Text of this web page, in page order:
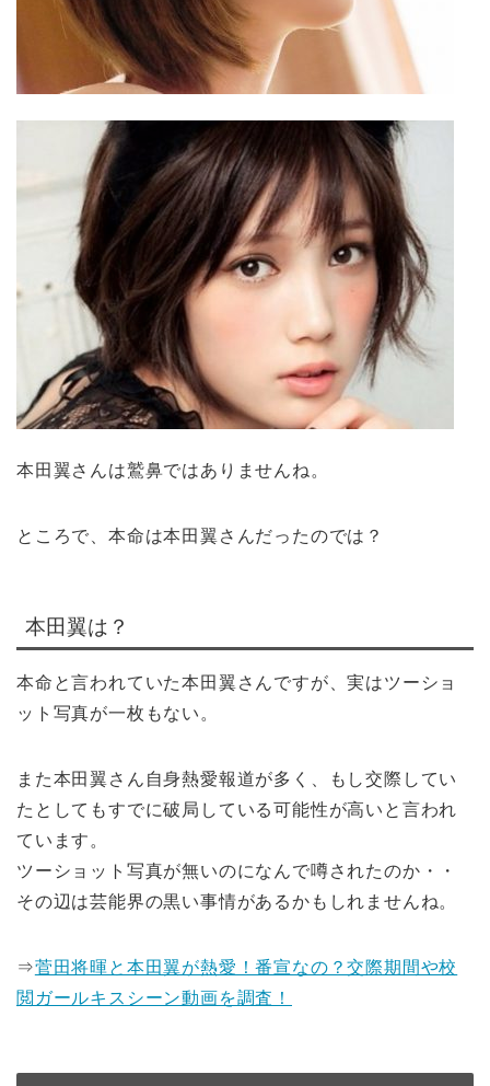
本田翼さんは鷲鼻ではありませんね。
ところで、本命は本田翼さんだったのでは？
本田翼は？
本命と言われていた本田翼さんですが、実はツーショ
ット写真が一枚もない。
また本田翼さん自身熱愛報道が多く、もし交際してい
たとしてもすでに破局している可能性が高いと言われ
ています。
ツーショット写真が無いのになんで噂されたのか・・
その辺は芸能界の黒い事情があるかもしれませんね。
⇒菅田将暉と本田翼が熱愛！番宣なの？交際期間や校
閲ガールキスシーン動画を調査！